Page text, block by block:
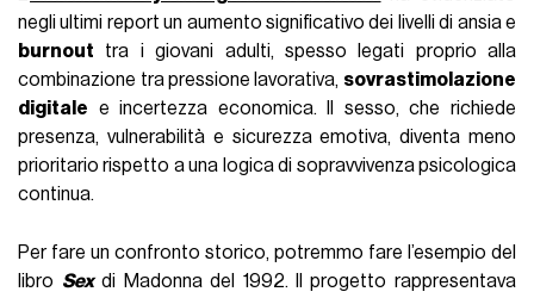
negli ultimi report un aumento significativo dei livelli di ansia e
burnout tra i giovani adulti, spesso legati proprio alla
combinazione tra pressione lavorativa, sovrastimolazione
digitale e incertezza economica. Il sesso, che richiede
presenza, vulnerabilità e sicurezza emotiva, diventa meno
prioritario rispetto a una logica di sopravvivenza psicologica
continua.
Per fare un confronto storico, potremmo fare l’esempio del
libro Sexdi Madonna del 1992. Il progetto rappresentava